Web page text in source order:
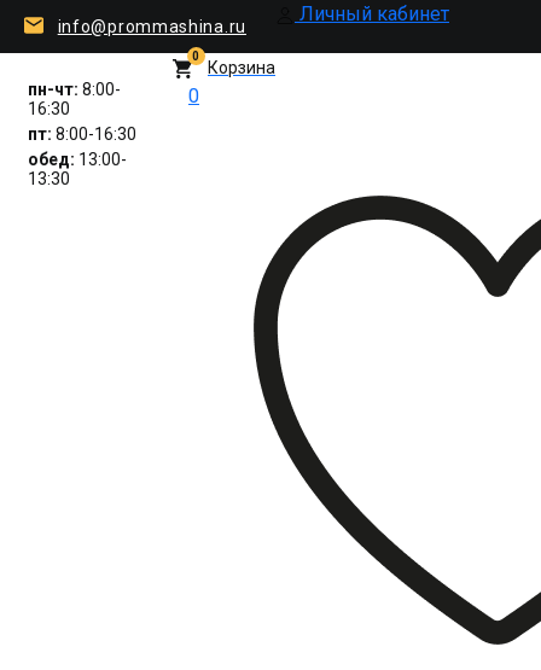
info@prommashina.ru
Личный кабинет
пн-чт: 8:00-
16:30
пт: 8:00-16:30
обед: 13:00-
13:30
0
Корзина
0